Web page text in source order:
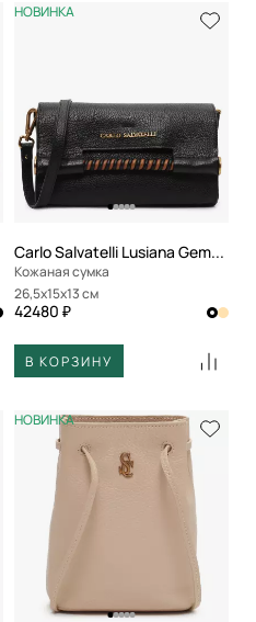
НОВИНКА
Carlo Salvatelli Lusiana Gemma
Кожаная сумка
26,5x15x13 см
42480 ₽
В КОРЗИНУ
НОВИНКА